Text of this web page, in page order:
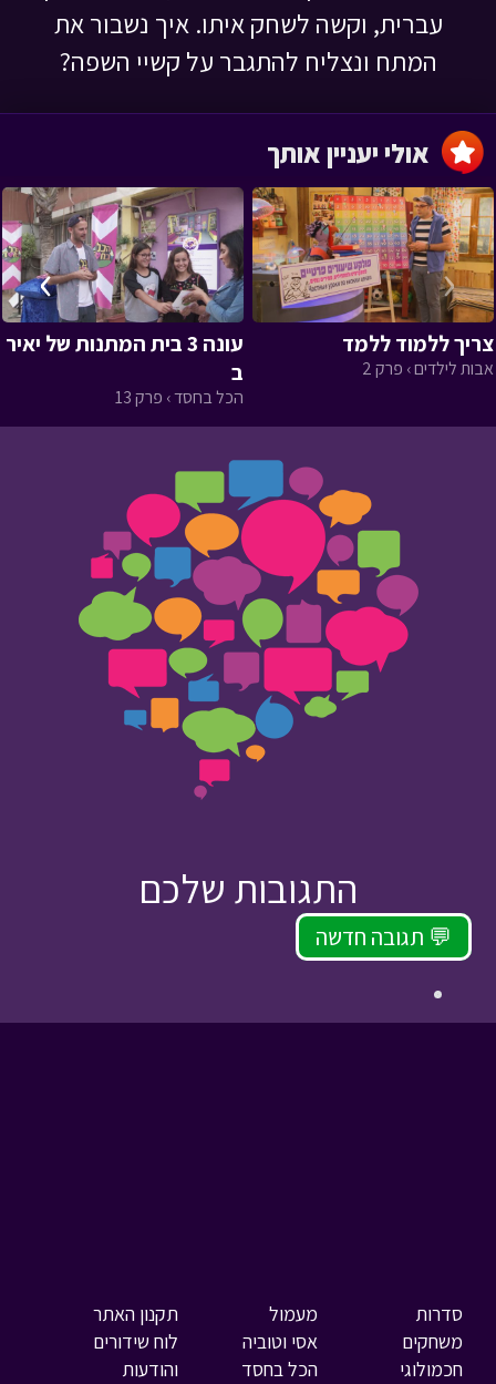
עברית, וקשה לשחק איתו. איך נשבור את
המתח ונצליח להתגבר על קשיי השפה?
צריך ללמוד ללמד
אבות לילדים › פרק 2
עונה 3 בית המתנות של יאיר
ב
הכל בחסד › פרק 13
‹
›
התגובות שלכם
תגובה חדשה 💬
סדרות
משחקים
חכמולוגי
מעמול
אסי וטוביה
הכל בחסד
תקנון האתר
לוח שידורים
והודעות